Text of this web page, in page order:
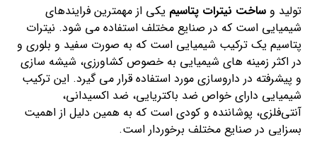
تولید وساخت نیترات پتاسیم یکی از مهمترین فرایندهای
شیمیایی است که در صنایع مختلف استفاده می شود. نیترات
پتاسیم یک ترکیب شیمیایی است که به صورت سفید و بلوری و
در اکثر زمینه های شیمیایی به خصوص کشاورزی، شیشه سازی
و پیشرفته در داروسازی مورد استفاده قرار می گیرد. این ترکیب
شیمیایی دارای خواص ضد باکتریایی، ضد اکسیدانی،
آنتی‌فلزی، پوشاننده و کودی است که به همین دلیل از اهمیت
بسزایی در صنایع مختلف برخوردار است.